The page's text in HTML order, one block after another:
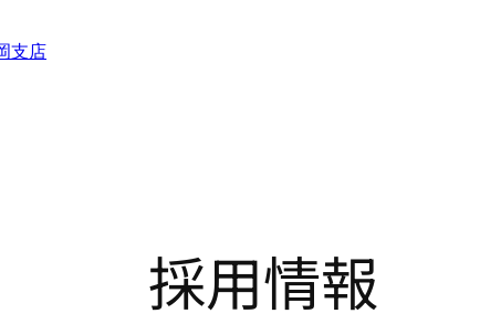
支店
採用情報